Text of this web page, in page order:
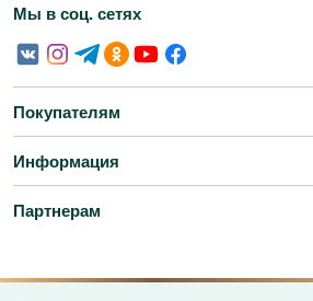
Мы в соц. сетях
Покупателям
Информация
Партнерам